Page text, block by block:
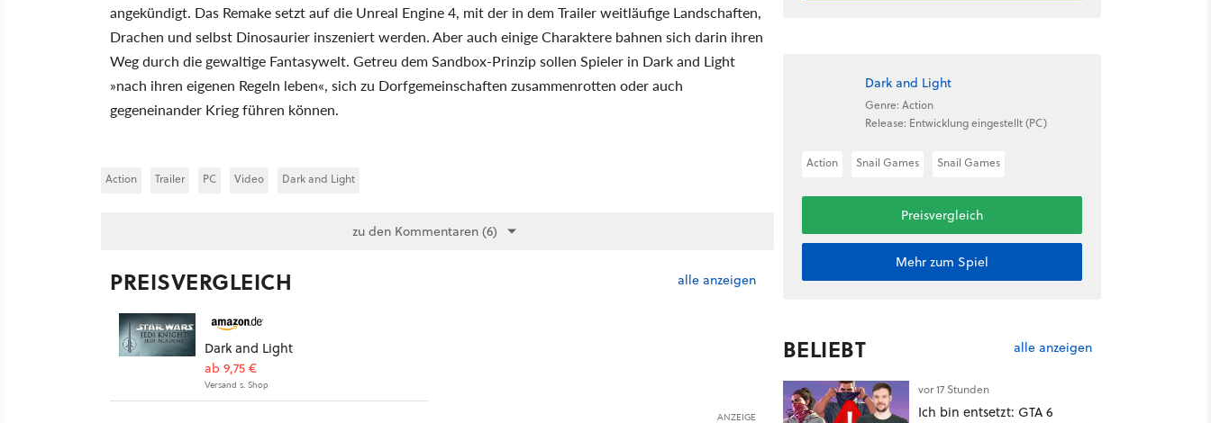
angekündigt. Das Remake setzt auf die Unreal Engine 4, mit der in dem Trailer weitläufige Landschaften,
Drachen und selbst Dinosaurier inszeniert werden. Aber auch einige Charaktere bahnen sich darin ihren
Weg durch die gewaltige Fantasywelt. Getreu dem Sandbox-Prinzip sollen Spieler in Dark and Light
»nach ihren eigenen Regeln leben«, sich zu Dorfgemeinschaften zusammenrotten oder auch
gegeneinander Krieg führen können.
Action Trailer PC Video Dark and Light
zu den Kommentaren (6)
PREISVERGLEICH alle anzeigen
Dark and Light
ab 9,75 €
Versand s. Shop
ANZEIGE
Dark and Light
Genre: Action
Release: Entwicklung eingestellt (PC)
Action Snail Games Snail Games
Preisvergleich
Mehr zum Spiel
BELIEBT alle anzeigen
vor 17 Stunden
Ich bin entsetzt: GTA 6